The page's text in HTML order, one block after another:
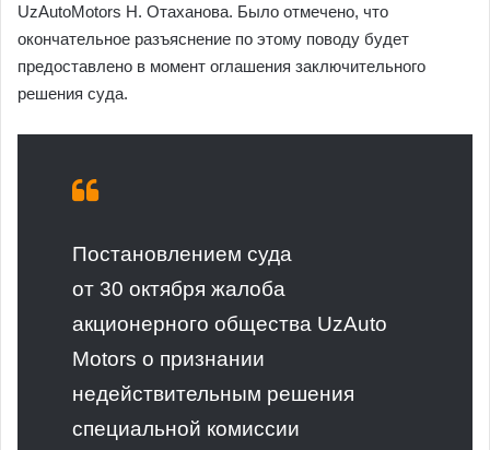
UzAutoMotors Н. Отаханова. Было отмечено, что
окончательное разъяснение по этому поводу будет
предоставлено в момент оглашения заключительного
решения суда.
Постановлением суда
от 30 октября жалоба
акционерного общества UzAuto
Motors о признании
недействительным решения
специальной комиссии